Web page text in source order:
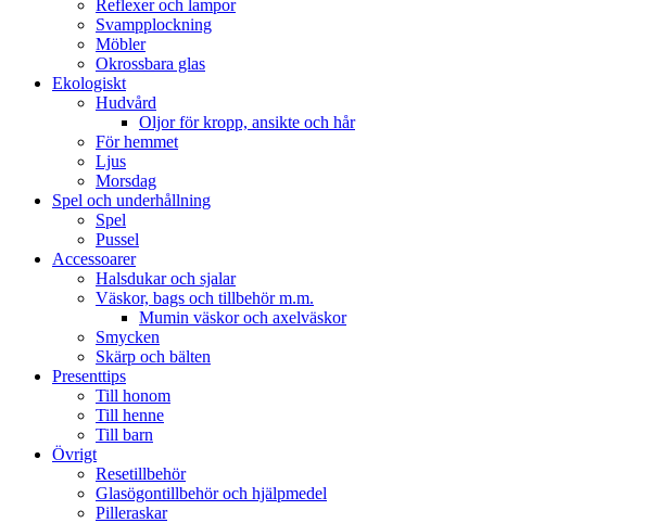
Reflexer och lampor
Svampplockning
Möbler
Okrossbara glas
Ekologiskt
Hudvård
Oljor för kropp, ansikte och hår
För hemmet
Ljus
Morsdag
Spel och underhållning
Spel
Pussel
Accessoarer
Halsdukar och sjalar
Väskor, bags och tillbehör m.m.
Mumin väskor och axelväskor
Smycken
Skärp och bälten
Presenttips
Till honom
Till henne
Till barn
Övrigt
Resetillbehör
Glasögontillbehör och hjälpmedel
Pilleraskar